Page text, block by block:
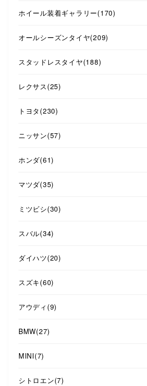
ホイール装着ギャラリー(170)
オールシーズンタイヤ(209)
スタッドレスタイヤ(188)
レクサス (25)
トヨタ (230)
ニッサン(57)
ホンダ(61)
マツダ(35)
ミツビシ(30)
スバル(34)
ダイハツ(20)
スズキ(60)
アウディ (9)
BMW(27)
MINI(7)
シトロエン(7)